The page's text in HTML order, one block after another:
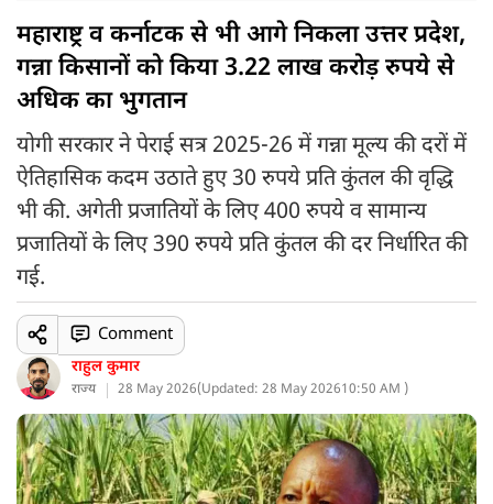
महाराष्ट्र व कर्नाटक से भी आगे निकला उत्तर प्रदेश,
गन्ना किसानों को किया 3.22 लाख करोड़ रुपये से
अधिक का भुगतान
योगी सरकार ने पेराई सत्र 2025-26 में गन्ना मूल्य की दरों में
ऐतिहासिक कदम उठाते हुए 30 रुपये प्रति कुंतल की वृद्धि
भी की. अगेती प्रजातियों के लिए 400 रुपये व सामान्य
प्रजातियों के लिए 390 रुपये प्रति कुंतल की दर निर्धारित की
गई.
राहुल कुमार
राज्य 28 May 2026(Updated: 28 May 202610:50 AM )
Comment